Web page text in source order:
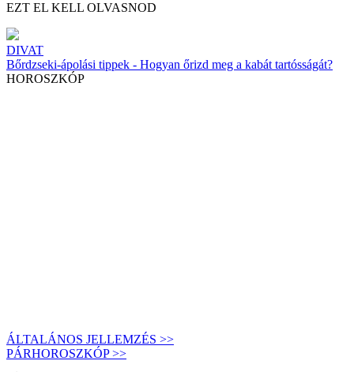
EZT EL KELL OLVASNOD
DIVAT
Bőrdzseki-ápolási tippek - Hogyan őrizd meg a kabát tartósságát?
HOROSZKÓP
ÁLTALÁNOS JELLEMZÉS >>
PÁRHOROSZKÓP >>